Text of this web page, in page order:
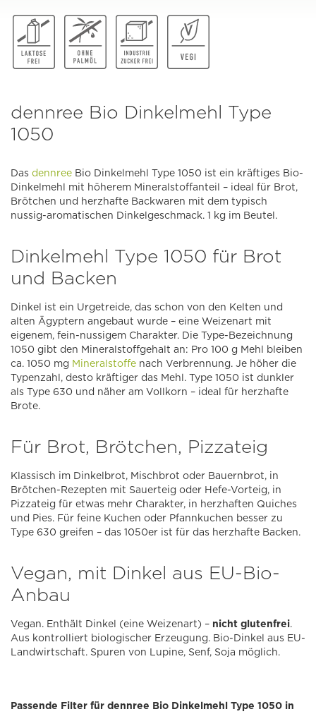
dennree Bio Dinkelmehl Type
1050
Das dennree Bio Dinkelmehl Type 1050 ist ein kräftiges Bio-
Dinkelmehl mit höherem Mineralstoffanteil – ideal für Brot,
Brötchen und herzhafte Backwaren mit dem typisch
nussig-aromatischen Dinkelgeschmack. 1 kg im Beutel.
Dinkelmehl Type 1050 für Brot
und Backen
Dinkel ist ein Urgetreide, das schon von den Kelten und
alten Ägyptern angebaut wurde – eine Weizenart mit
eigenem, fein-nussigem Charakter. Die Type-Bezeichnung
1050 gibt den Mineralstoffgehalt an: Pro 100 g Mehl bleiben
ca. 1050 mg Mineralstoffe nach Verbrennung. Je höher die
Typenzahl, desto kräftiger das Mehl. Type 1050 ist dunkler
als Type 630 und näher am Vollkorn – ideal für herzhafte
Brote.
Für Brot, Brötchen, Pizzateig
Klassisch im Dinkelbrot, Mischbrot oder Bauernbrot, in
Brötchen-Rezepten mit Sauerteig oder Hefe-Vorteig, in
Pizzateig für etwas mehr Charakter, in herzhaften Quiches
und Pies. Für feine Kuchen oder Pfannkuchen besser zu
Type 630 greifen – das 1050er ist für das herzhafte Backen.
Vegan, mit Dinkel aus EU-Bio-
Anbau
Vegan. Enthält Dinkel (eine Weizenart) – nicht glutenfrei.
Aus kontrolliert biologischer Erzeugung. Bio-Dinkel aus EU-
Landwirtschaft. Spuren von Lupine, Senf, Soja möglich.
Passende Filter für dennree Bio Dinkelmehl Type 1050 in